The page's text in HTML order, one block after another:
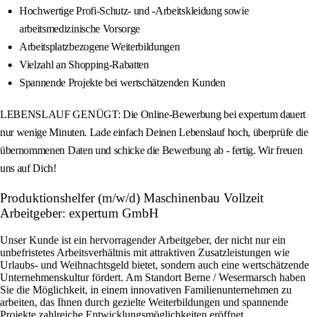
Hochwertige Profi-Schutz- und -Arbeitskleidung sowie
arbeitsmedizinische Vorsorge
Arbeitsplatzbezogene Weiterbildungen
Vielzahl an Shopping-Rabatten
Spannende Projekte bei wertschätzenden Kunden
LEBENSLAUF GENÜGT: Die Online-Bewerbung bei expertum dauert
nur wenige Minuten. Lade einfach Deinen Lebenslauf hoch, überprüfe die
übernommenen Daten und schicke die Bewerbung ab - fertig. Wir freuen
uns auf Dich!
Produktionshelfer (m/w/d) Maschinenbau Vollzeit
Arbeitgeber: expertum GmbH
Unser Kunde ist ein hervorragender Arbeitgeber, der nicht nur ein
unbefristetes Arbeitsverhältnis mit attraktiven Zusatzleistungen wie
Urlaubs- und Weihnachtsgeld bietet, sondern auch eine wertschätzende
Unternehmenskultur fördert. Am Standort Berne / Wesermarsch haben
Sie die Möglichkeit, in einem innovativen Familienunternehmen zu
arbeiten, das Ihnen durch gezielte Weiterbildungen und spannende
Projekte zahlreiche Entwicklungsmöglichkeiten eröffnet.